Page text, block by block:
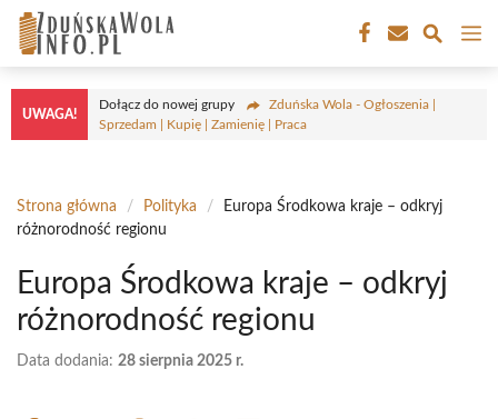
Przejdź
treści
UWAGA!
Dołącz do nowej grupy
Zduńska Wola - Ogłoszenia |
Sprzedam | Kupię | Zamienię | Praca
Strona główna / Polityka /
Europa Środkowa kraje – odkryj
różnorodność regionu
Europa Środkowa kraje – odkryj
różnorodność regionu
Data dodania: 28 sierpnia 2025 r.